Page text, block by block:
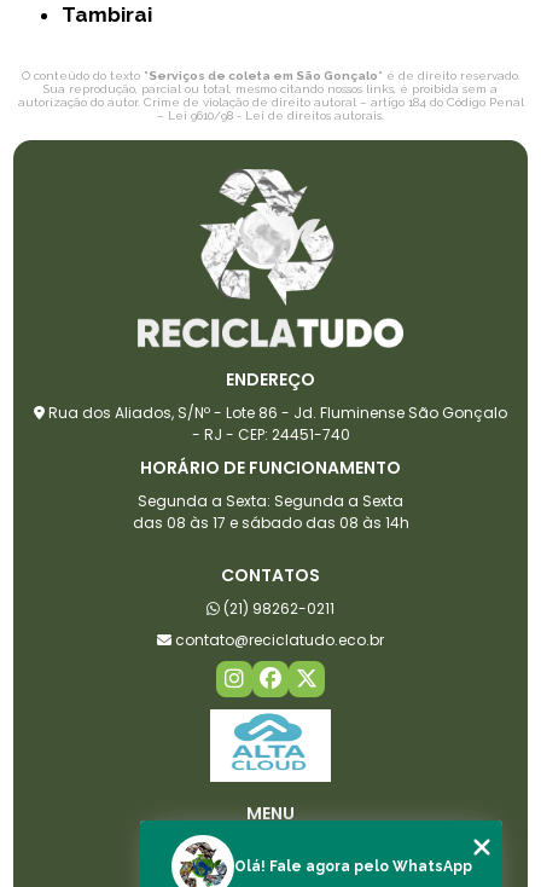
Tambirai
O conteúdo do texto "Serviços de coleta em São Gonçalo" é de direito reservado.
Sua reprodução, parcial ou total, mesmo citando nossos links, é proibida sem a
autorização do autor. Crime de violação de direito autoral – artigo 184 do Código Penal
– Lei 9610/98 - Lei de direitos autorais
ENDEREÇO
Rua dos Aliados, S/Nº - Lote 86 - Jd. Fluminense São Gonçalo
- RJ - CEP: 24451-740
HORÁRIO DE FUNCIONAMENTO
Segunda a Sexta: Segunda a Sexta
das 08 às 17 e sábado das 08 às 14h
CONTATOS
(21) 98262-0211
contato@reciclatudo.eco.br
MENU
Olá! Fale agora pelo WhatsApp